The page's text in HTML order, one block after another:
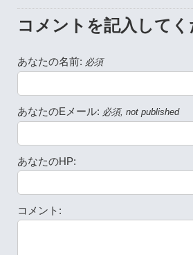
コメントを記入して
あなたの名前: 必須
あなたのEメール: 必須, not published
あなたのHP:
コメント: